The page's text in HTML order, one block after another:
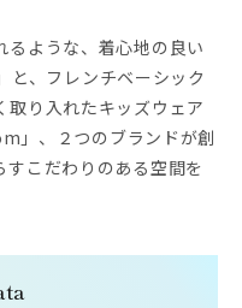
るような、着心地の良い
、フレンチベーシック
取り入れたキッズウェア
」、２つのブランドが創
すこだわりのある空間を